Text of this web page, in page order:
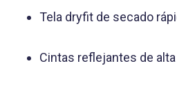
Tela dryfit de secado
Cintas reflejantes de